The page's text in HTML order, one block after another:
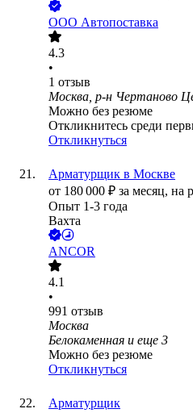
ООО Автопоставка
4.3
•
1 отзыв
Москва, р-н Чертаново
Можно без резюме
Откликнитесь среди
Откликнуться
Арматурщик в Москве
от 180 000 ₽ за месяц, на
Опыт 1-3 года
Вахта
ANCOR
4.1
•
991 отзыв
Москва
Белокаменная и еще 3
Можно без резюме
Откликнуться
Арматурщик